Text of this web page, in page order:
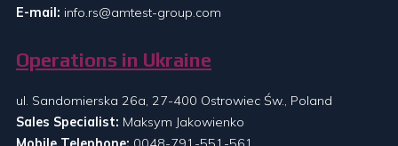
E-mail: info.rs@amtest-group.com
Operations in Ukraine
ul. Sandomierska 26a, 27-400 Ostrowiec Św., Poland
Sales Specialist: Maksym Jakowienko